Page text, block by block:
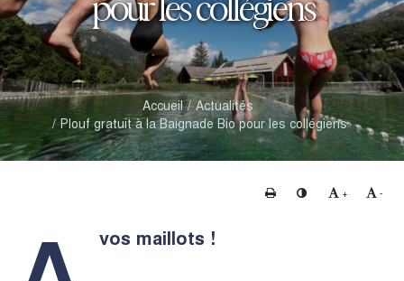
Accueil
Actualités
Plouf gratuit à la Baignade Bio pour les collégiens
Imprimer Changer le contraste
+ Agrandir le
-
vos maillots !